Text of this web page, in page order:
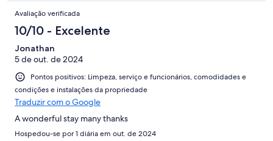
Avaliação verificada
10/10 - Excelente
Jonathan
5 de out. de 2024
Pontos positivos: Limpeza, serviço e funcionários, comodidades e
condições e instalações da propriedade
Traduzir com o Google
A wonderful stay many thanks
Hospedou-se por 1 diária em out. de 2024